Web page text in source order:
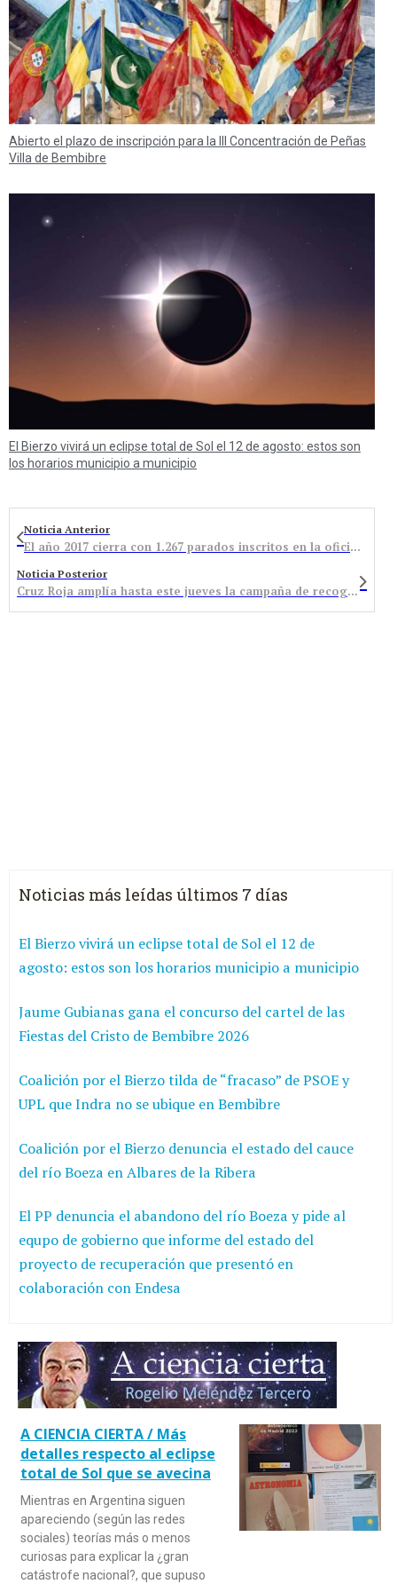
Abierto el plazo de inscripción para la III Concentración de Peñas
Villa de Bembibre
El Bierzo vivirá un eclipse total de Sol el 12 de agosto: estos son
los horarios municipio a municipio
Noticia Anterior
El año 2017 cierra con 1.267 parados inscritos en la oficina de Bembibre, 131 menos en el último año
Noticia Posterior
Cruz Roja amplía hasta este jueves la campaña de recogida de juguetes
Noticias más leídas últimos 7 días
El Bierzo vivirá un eclipse total de Sol el 12 de
agosto: estos son los horarios municipio a municipio
Jaume Gubianas gana el concurso del cartel de las
Fiestas del Cristo de Bembibre 2026
Coalición por el Bierzo tilda de “fracaso” de PSOE y
UPL que Indra no se ubique en Bembibre
Coalición por el Bierzo denuncia el estado del cauce
del río Boeza en Albares de la Ribera
El PP denuncia el abandono del río Boeza y pide al
equpo de gobierno que informe del estado del
proyecto de recuperación que presentó en
colaboración con Endesa
A CIENCIA CIERTA / Más
detalles respecto al eclipse
total de Sol que se avecina
Mientras en Argentina siguen
apareciendo (según las redes
sociales) teorías más o menos
curiosas para explicar la ¿gran
catástrofe nacional?, que supuso